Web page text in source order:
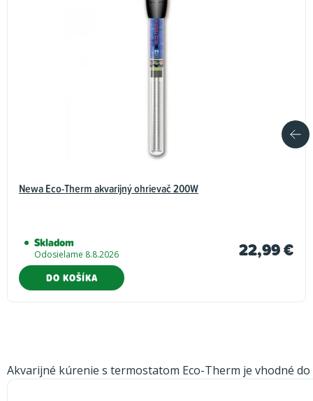
Newa Eco-Therm akvarijný ohrievač 200W
Skladom
Odosielame 8.8.2026 22,99 €
DO KOŠÍKA
Akvarijné kúrenie s termostatom Eco-Therm je vhodné